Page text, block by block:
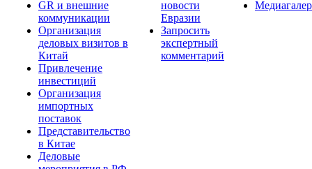
GR и внешние
коммуникации
Организация
деловых визитов в
Китай
Привлечение
инвестиций
Организация
импортных
поставок
Представительство
в Китае
Деловые
новости
Евразии
Запросить
экспертный
комментарий